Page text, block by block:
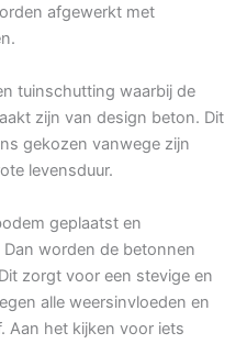
afgewerkt met
tuinschutting waarbij de
zijn van design beton. Dit
gekozen vanwege zijn
levensduur.
geplaatst en
worden de betonnen
zorgt voor een stevige en
alle weersinvloeden en
Aan het kijken voor iets